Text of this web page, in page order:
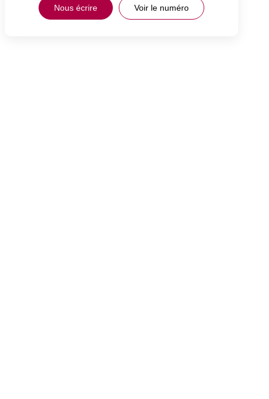
Nous écrire Voir le numéro